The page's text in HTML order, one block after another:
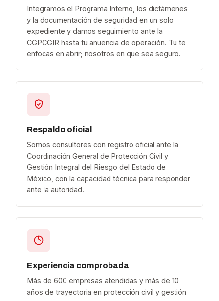
Integramos el Programa Interno, los dictámenes
y la documentación de seguridad en un solo
expediente y damos seguimiento ante la
CGPCGIR hasta tu anuencia de operación. Tú te
enfocas en abrir; nosotros en que sea seguro.
Respaldo oficial
Somos consultores con registro oficial ante la
Coordinación General de Protección Civil y
Gestión Integral del Riesgo del Estado de
México, con la capacidad técnica para responder
ante la autoridad.
Experiencia comprobada
Más de 600 empresas atendidas y más de 10
años de trayectoria en protección civil y gestión